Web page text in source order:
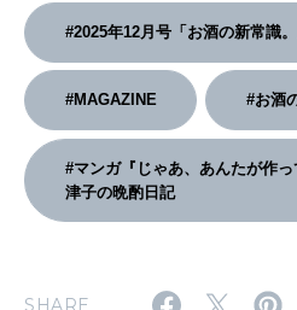
#2025年12月号「お酒の新常識。
#MAGAZINE #お酒
#マンガ『じゃあ、あんたが作
津子の晩酌日記
SHARE